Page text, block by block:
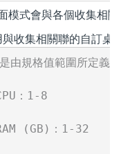
模式會與各個收集相
與收集相關聯的自訂桌
由規格值範圍所定義
：1-8
(GB)：1-32